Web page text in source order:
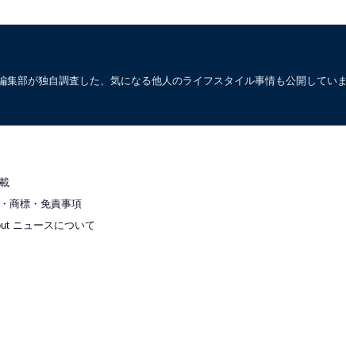
部が独自調査した、気になる他人のライフスタイル事情も公開していま
商標・免責事項
ニュースについて